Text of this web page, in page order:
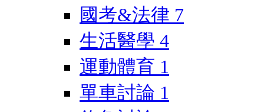
國考&法律 7
生活醫學 4
運動體育 1
單車討論 1